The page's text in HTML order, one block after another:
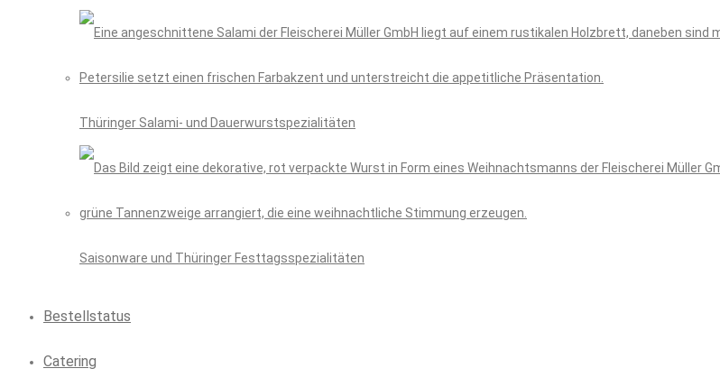
Thüringer Salami- und Dauerwurstspezialitäten
Saisonware und Thüringer Festtagsspezialitäten
Bestellstatus
Catering